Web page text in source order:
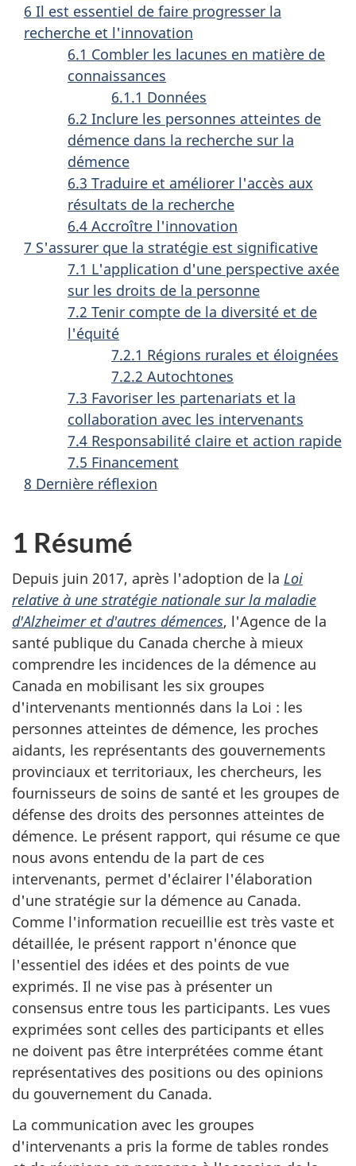
6 Il est essentiel de faire progresser la
recherche et l'innovation
6.1 Combler les lacunes en matière de
connaissances
6.1.1 Données
6.2 Inclure les personnes atteintes de
démence dans la recherche sur la
démence
6.3 Traduire et améliorer l'accès aux
résultats de la recherche
6.4 Accroître l'innovation
7 S'assurer que la stratégie est significative
7.1 L'application d'une perspective axée
sur les droits de la personne
7.2 Tenir compte de la diversité et de
l'équité
7.2.1 Régions rurales et éloignées
7.2.2 Autochtones
7.3 Favoriser les partenariats et la
collaboration avec les intervenants
7.4 Responsabilité claire et action rapide
7.5 Financement
8 Dernière réflexion
1 Résumé
Depuis juin 2017, après l'adoption de la Loi
relative à une stratégie nationale sur la maladie
d'Alzheimer et d'autres démences, l'Agence de la
santé publique du Canada cherche à mieux
comprendre les incidences de la démence au
Canada en mobilisant les six groupes
d'intervenants mentionnés dans la Loi : les
personnes atteintes de démence, les proches
aidants, les représentants des gouvernements
provinciaux et territoriaux, les chercheurs, les
fournisseurs de soins de santé et les groupes de
défense des droits des personnes atteintes de
démence. Le présent rapport, qui résume ce que
nous avons entendu de la part de ces
intervenants, permet d'éclairer l'élaboration
d'une stratégie sur la démence au Canada.
Comme l'information recueillie est très vaste et
détaillée, le présent rapport n'énonce que
l'essentiel des idées et des points de vue
exprimés. Il ne vise pas à présenter un
consensus entre tous les participants. Les vues
exprimées sont celles des participants et elles
ne doivent pas être interprétées comme étant
représentatives des positions ou des opinions
du gouvernement du Canada.
La communication avec les groupes
d'intervenants a pris la forme de tables rondes